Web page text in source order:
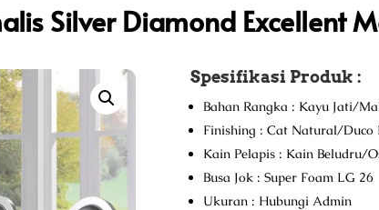
Silver Diamond Excellent
Spesifikasi Produk :
Bahan Rangka : Kayu Jati/
Finishing : Cat Natural/Duco
Kain Pelapis : Kain Beludru/
Busa Jok : Super Foam LG 26
Ukuran : Hubungi Admin